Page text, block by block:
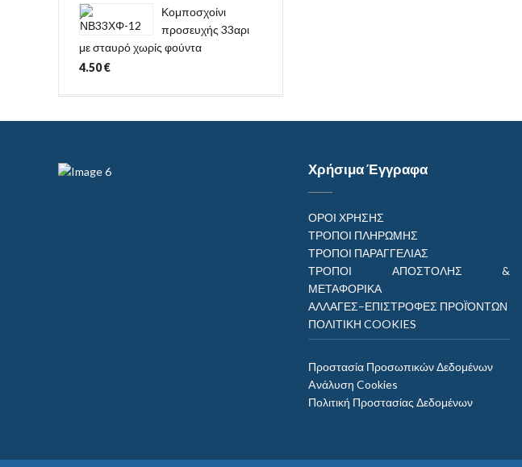
Κομποσχοίνι
προσευχής 33αρι
με σταυρό χωρίς φούντα
4.50€
Χρήσιμα Έγγραφα
ΟΡΟΙ ΧΡΗΣΗΣ
ΤΡΟΠΟΙ ΠΛΗΡΩΜΗΣ
ΤΡΟΠΟΙ ΠΑΡΑΓΓΕΛΙΑΣ
ΤΡΟΠΟΙ ΑΠΟΣΤΟΛΗΣ &
ΜΕΤΑΦΟΡΙΚΑ
ΑΛΛΑΓΕΣ–ΕΠΙΣΤΡΟΦΕΣ ΠΡΟΪΌΝΤΩΝ
ΠΟΛΙΤΙΚΗ COOKIES
Προστασία Προσωπικών Δεδομένων
Aνάλυση Cookies
Πολιτική Προστασίας Δεδομένων